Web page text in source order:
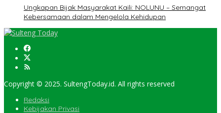
Ungkapan Bijak Masyarakat Kaili: NOLUNU – Semangat
Kebersamaan dalam Mengelola Kehidupan
Copyright © 2025. SultengToday.id. All rights reserved
Redaksi
Kebijakan Privasi